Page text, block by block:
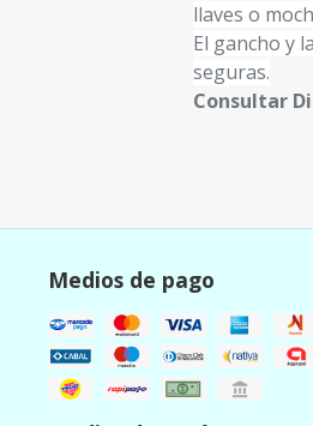
llaves o
El gancho y
seguras.
Consultar
Medios de pago